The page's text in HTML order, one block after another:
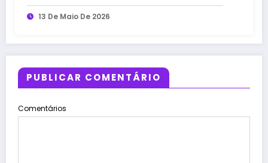
13 De Maio De 2026
PUBLICAR COMENTÁRIO
Comentários